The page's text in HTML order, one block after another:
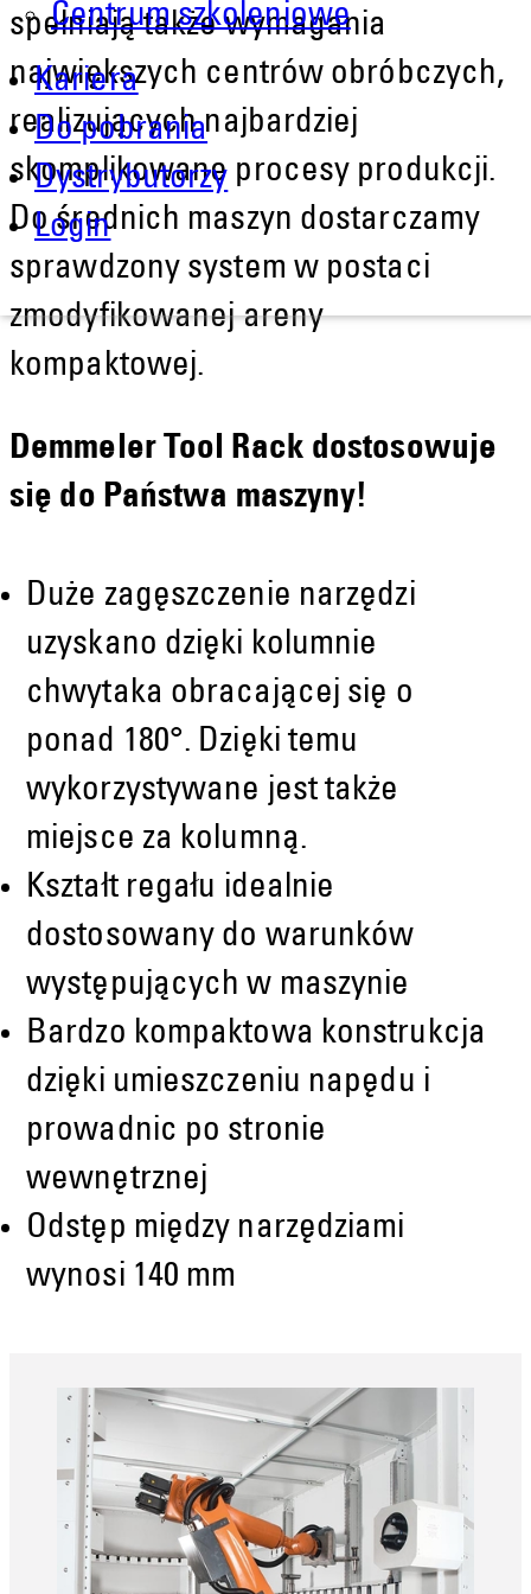
Centrum szkoleniowe
Kariera
Do pobrania
Dystrybutorzy
Login
spełniają także wymagania
największych centrów obróbczych,
realizujących najbardziej
skomplikowane procesy produkcji.
Do średnich maszyn dostarczamy
sprawdzony system w postaci
zmodyfikowanej areny
kompaktowej.
Demmeler Tool Rack dostosowuje
się do Państwa maszyny!
Duże zagęszczenie narzędzi
uzyskano dzięki kolumnie
chwytaka obracającej się o
ponad 180°. Dzięki temu
wykorzystywane jest także
miejsce za kolumną.
Kształt regału idealnie
dostosowany do warunków
występujących w maszynie
Bardzo kompaktowa konstrukcja
dzięki umieszczeniu napędu i
prowadnic po stronie
wewnętrznej
Odstęp między narzędziami
wynosi 140 mm